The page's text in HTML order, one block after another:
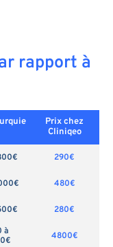
rapport à
Prix chez
Cliniqeo
290€
480€
280€
à
4800€